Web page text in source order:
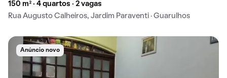
150 m² · 4 quartos · 2 vagas
Rua Augusto Calheiros, Jardim Paraventi · Guarulhos
Anúncio novo